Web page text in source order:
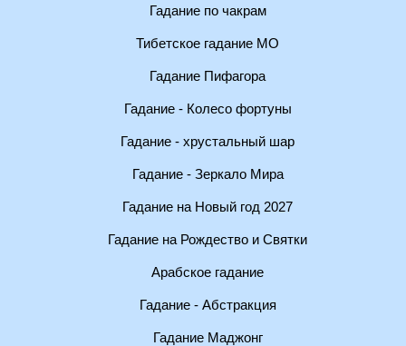
Гадание по чакрам
Тибетское гадание МО
Гадание Пифагора
Гадание - Колесо фортуны
Гадание - хрустальный шар
Гадание - Зеркало Мира
Гадание на Новый год 2027
Гадание на Рождество и Святки
Арабское гадание
Гадание - Абстракция
Гадание Маджонг